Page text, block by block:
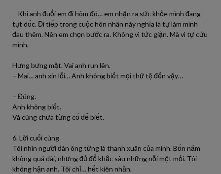
– Khi anh đuổi em đi hôm đó… em nhận ra sức khỏe mình đang
tụt dốc. Đi tiếp trong cuộc hôn nhân này nghĩa là tự làm mình
đau thêm. Nên em chọn bước ra. Không vì tức giận. Mà vì tự cứu
mình.
Hưng bưng mặt. Vai anh run lên.
– Mai… anh xin lỗi… Anh không biết mọi thứ tệ đến vậy…
– Đúng.
Anh không biết.
Và cũng chưa từng cố để biết.
6. Lời cuối cùng
Tôi nhìn người đàn ông từng là thanh xuân của mình. Bốn năm
không quá dài, nhưng đủ để khắc sâu những nỗi mệt mỏi. Tôi
không hận anh. Tôi chỉ… hết kiên nhẫn.